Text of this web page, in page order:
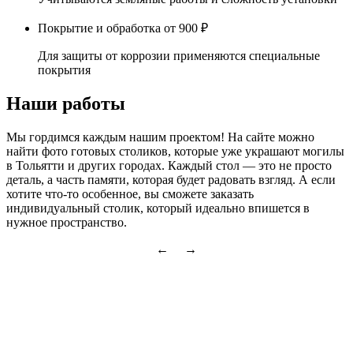
Покрытие и обработка от 900 ₽
Для защиты от коррозии применяются специальные
покрытия
Наши работы
Мы гордимся каждым нашим проектом! На сайте можно
найти фото готовых столиков, которые уже украшают могилы
в Тольятти и других городах. Каждый стол — это не просто
деталь, а часть памяти, которая будет радовать взгляд. А если
хотите что-то особенное, вы сможете заказать
индивидуальный столик, который идеально впишется в
нужное пространство.
← →